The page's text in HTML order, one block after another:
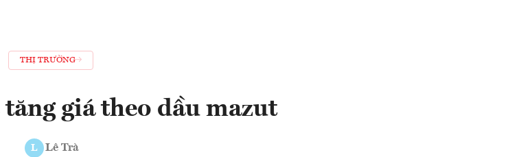
THỊ TRƯỜNG
giá theo dầu mazut
L Lê Trà